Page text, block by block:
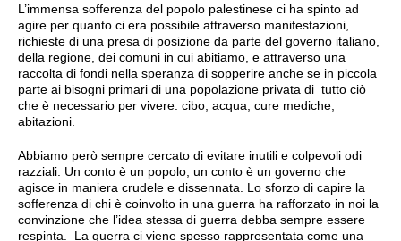
L’immensa sofferenza del popolo palestinese ci ha spinto ad
agire per quanto ci era possibile attraverso manifestazioni,
richieste di una presa di posizione da parte del governo italiano,
della regione, dei comuni in cui abitiamo, e attraverso una
raccolta di fondi nella speranza di sopperire anche se in piccola
parte ai bisogni primari di una popolazione privata di tutto ciò
che è necessario per vivere: cibo, acqua, cure mediche,
abitazioni.
Abbiamo però sempre cercato di evitare inutili e colpevoli odi
razziali. Un conto è un popolo, un conto è un governo che
agisce in maniera crudele e dissennata. Lo sforzo di capire la
sofferenza di chi è coinvolto in una guerra ha rafforzato in noi la
convinzione che l’idea stessa di guerra debba sempre essere
respinta. La guerra ci viene spesso rappresentata come una